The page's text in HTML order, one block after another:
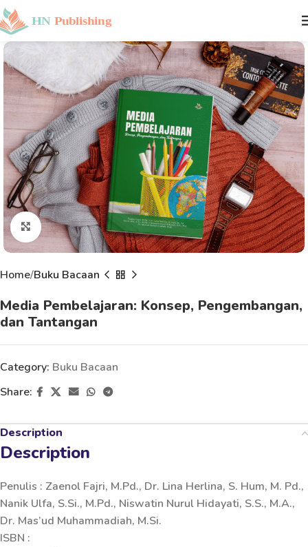
Click to enlarge
Home Buku Bacaan
Media Pembelajaran: Konsep, Pengembangan,
dan Tantangan
Category: Buku Bacaan
Share:
Description
Description
Penulis : Zaenol Fajri, M.Pd., Dr. Lina Herlina, S. Hum, M. Pd.,
Nanik Ulfa, S.Si., M.Pd., Niswatin Nurul Hidayati, S.S., M.A.,
Dr. Mas’ud Muhammadiah, M.Si.
ISBN :